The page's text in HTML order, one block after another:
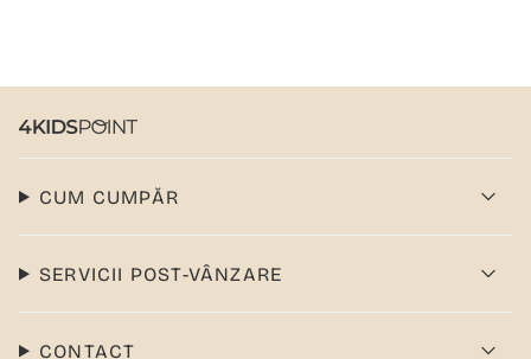
CUM CUMPĂR
SERVICII POST-VÂNZARE
CONTACT